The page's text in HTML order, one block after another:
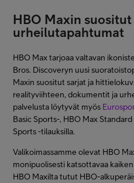
HBO Maxin
urheilutapahtumat
HBO Max tarjoaa valtavan
Bros. Discoveryn uusi
Maxin suositut sarjat ja
realityviihteen, dokumentit ja
palvelusta löytyvät myös
Basic Sports-, HBO Max
Sports -tilauksilla.
Valikoimassamme olevat HBO
monipuolisesti katsottavaa
HBO Maxilta tutut HBO-